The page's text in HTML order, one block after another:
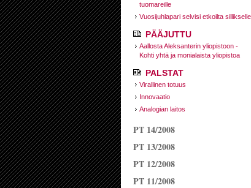
tuomareille
Vuosijuhlapari selvisi etkoilta sillikselle
PÄÄJUTTU
Aallosta Aleksanterin yliopistoon -
Kohti yhtä ja monialaista yliopistoa
PALSTAT
Virallinen totuus
Innovaatio
Analogian laitos
PT 14/2008
PT 13/2008
PT 12/2008
PT 11/2008